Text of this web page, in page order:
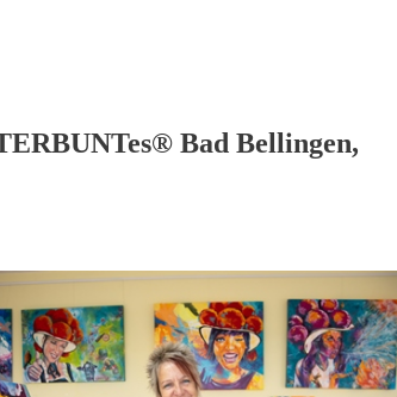
Bad Bellingen,